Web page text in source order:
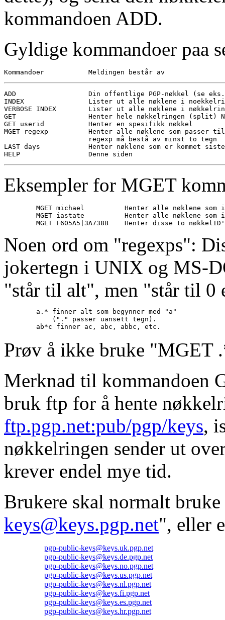
kommandoen ADD.
Gyldige kommandoer paa
ADD                  Din offentlige PGP-nøkkel (se eks.
INDEX                Lister ut alle nøklene i
VERBOSE INDEX        Lister ut alle nøklene i
GET                  Henter hele nøkkelringen (split)
GET userid           Henter en spesifikk nøkkel
MGET regexp          Henter alle nøklene som passer
                     regexp må bestå av minst to tegn
LAST days            Henter nøklene som er kommet
Eksempler for MGET
MGET michael          Henter alle nøklene som
MGET iastate          Henter alle nøklene som
Noen ord om "regexps":
jokertegn i UNIX og MS-
"står til alt", men "står til 0
        a.* finner alt som begynner med "a"
            ("." passer uansett tegn).
Prøv å ikke bruke "MGET
Merknad til kommandoen
bruk ftp for å hente
ftp.pgp.net:pub/pgp/keys,
nøkkelringen sender ut
krever endel mye tid.
Brukere skal normalt
keys@keys.pgp.net", eller
pgp-public-keys@keys.uk.pgp.net
pgp-public-keys@keys.de.pgp.net
pgp-public-keys@keys.no.pgp.net
pgp-public-keys@keys.us.pgp.net
pgp-public-keys@keys.nl.pgp.net
pgp-public-keys@keys.fi.pgp.net
pgp-public-keys@keys.es.pgp.net
pgp-public-keys@keys.hr.pgp.net